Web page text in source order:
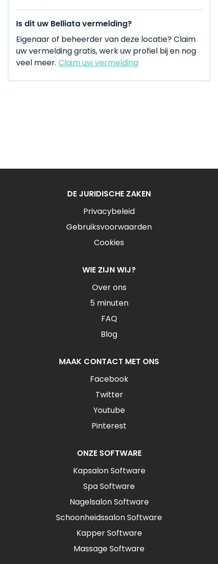
Is dit uw Belliata vermelding?
Eigenaar of beheerder van deze locatie? Claim
uw vermelding gratis, werk uw profiel bij en nog
veel meer. Claim uw vermelding
DE JURIDISCHE ZAKEN
Privacybeleid
Gebruiksvoorwaarden
Cookies
WIE ZIJN WIJ?
Over ons
5 minuten
FAQ
Blog
MAAK CONTACT MET ONS
Facebook
Twitter
Youtube
Pinterest
ONZE SOFTWARE
Kapsalon Software
Spa Software
Nagelsalon Software
Schoonheidssalon Software
Kapper Software
Massage Software